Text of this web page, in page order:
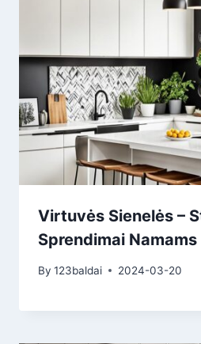
Virtuvės Sienelės –
Sprendimai Namams
By 123baldai 2024-03-20